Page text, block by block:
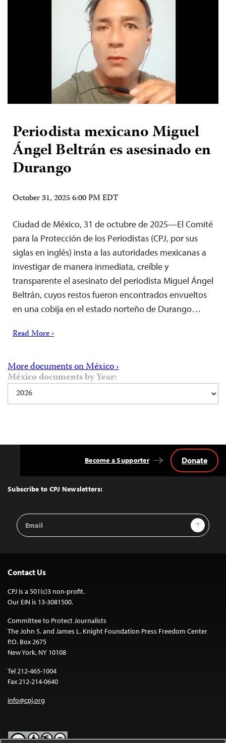
Periodista mexicano Miguel
Ángel Beltrán es asesinado en
Durango
October 31, 2025 6:00 PM EDT
Ciudad de México, 31 de octubre de 2025—El Comité
para la Protección de los Periodistas (CPJ, por sus
siglas en inglés) insta a las autoridades mexicanas a
investigar de manera inmediata, creíble y
transparente el asesinato del periodista Miguel Ángel
Beltrán, cuyos restos fueron encontrados envueltos
en una cobija en el estado norteño de Durango…
Read More ›
More documents on México ›
México documents by Year:
Top
Subscribe to CPJ Newsletters:
Email
Address
Sign Up
Become a Supporter Donate
Contact Us
CPJ is a 501(c)3 non-profit.
Our EIN is 13-3081500.
Committee to Protect Journalists
The John S. and James L. Knight Foundation Press Freedom Center
P.O. Box 2675
New York, NY 10108
Tel 212-465-1004
Fax 212-214-0640
info@cpj.org